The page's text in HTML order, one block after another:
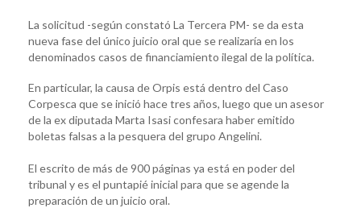
La solicitud -según constató La Tercera PM- se da esta
nueva fase del único juicio oral que se realizaría en los
denominados casos de financiamiento ilegal de la política.
En particular, la causa de Orpis está dentro del Caso
Corpesca que se inició hace tres años, luego que un asesor
de la ex diputada Marta Isasi confesara haber emitido
boletas falsas a la pesquera del grupo Angelini.
El escrito de más de 900 páginas ya está en poder del
tribunal y es el puntapié inicial para que se agende la
preparación de un juicio oral.